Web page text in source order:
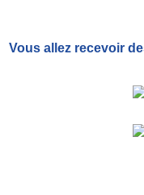
Vous allez recevoir